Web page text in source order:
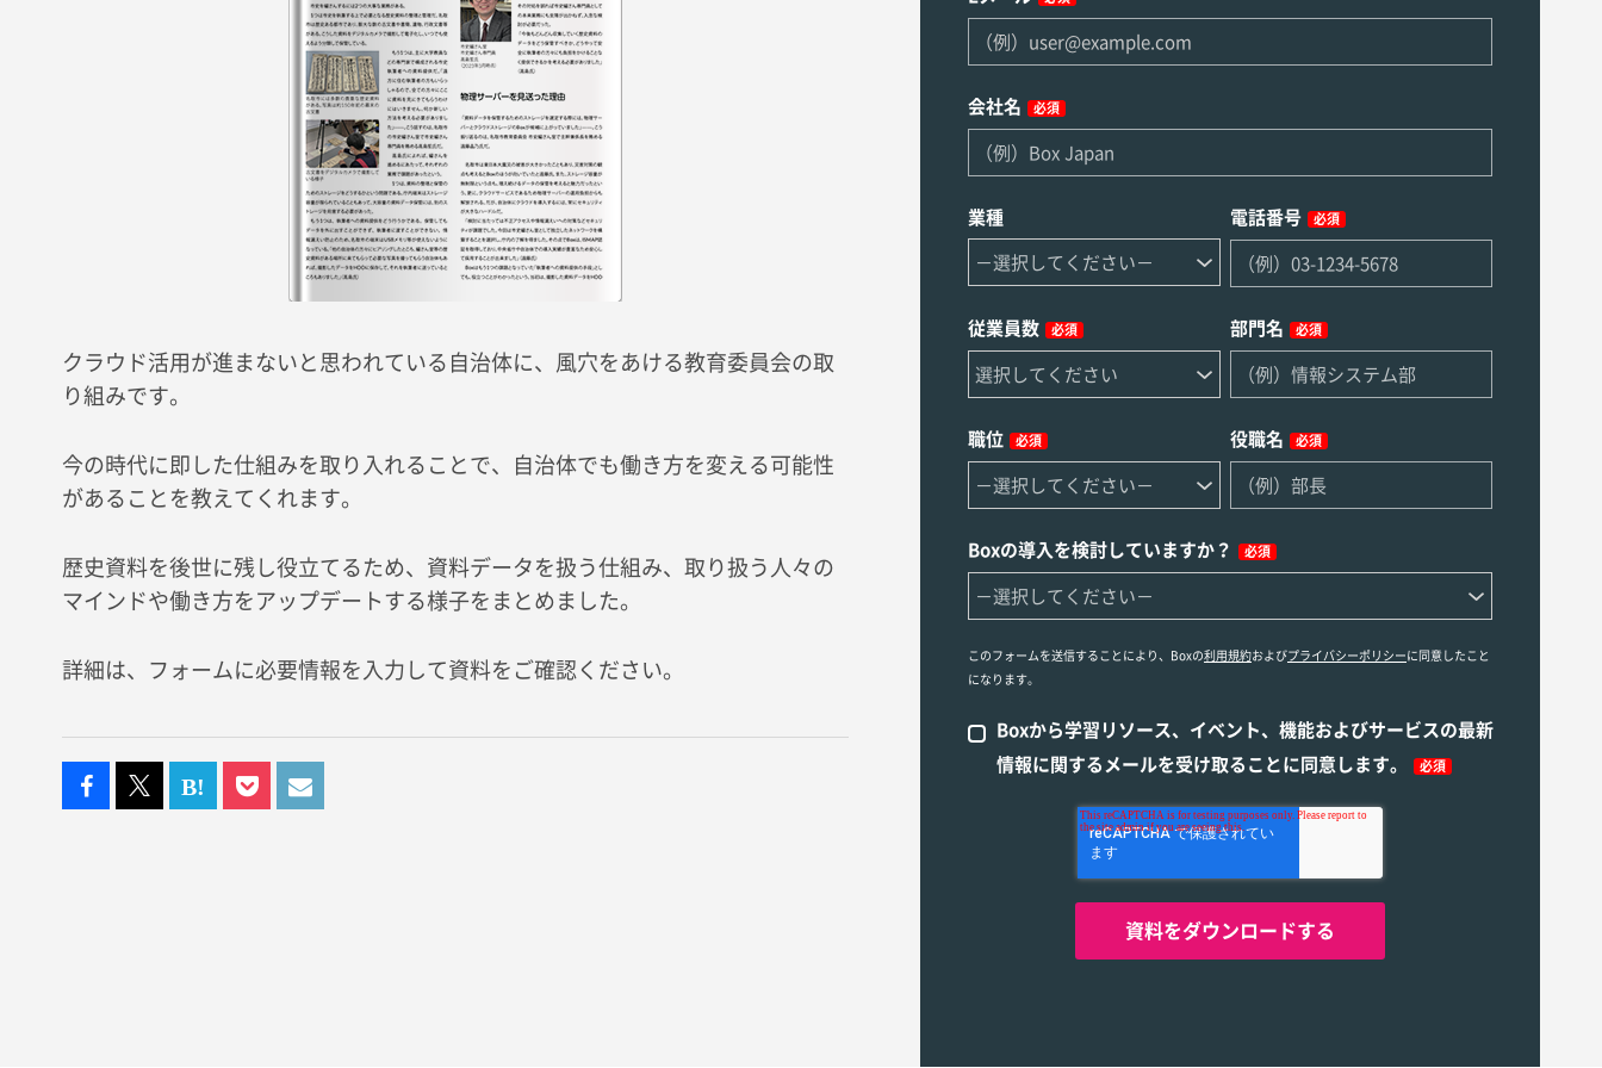
クラウド活用が進まないと思われている自治体に、風穴をあける教育委員会の取
り組みです。
今の時代に即した仕組みを取り入れることで、自治体でも働き方を変える可能性
があることを教えてくれます。
歴史資料を後世に残し役立てるため、資料データを扱う仕組み、取り扱う人々の
マインドや働き方をアップデートする様子をまとめました。
詳細は、フォームに必要情報を入力して資料をご確認ください。
会社名 必須
業種 電話番号 必須
従業員数 必須 部門名 必須
職位 必須 役職名 必須
Boxの導入を検討していますか？ 必須
このフォームを送信することにより、Boxの利用規約およびプライバシーポリシーに同意したこと
になります。
Boxから学習リソース、イベント、機能およびサービスの最新
情報に関するメールを受け取ることに同意します。
必須